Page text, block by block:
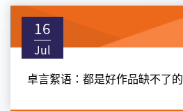
16
Jul
卓言絮语：都是好作品缺不了的